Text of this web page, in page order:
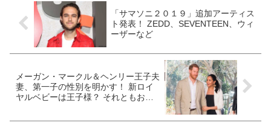
「サマソニ２０１９」追加アーティス
ト発表！ ZEDD、SEVENTEEN、ウィ
ーザーなど
メーガン・マークル＆ヘンリー王子夫
妻、第一子の性別を明かす！ 新ロイ
ヤルベビーは王子様？ それともお姫